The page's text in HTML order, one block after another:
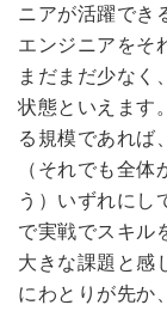
ニアが活躍でき
エンジニアをそ
まだまだ少なく
状態といえます
る規模であれば
（それでも全
う）いずれにし
で実戦でスキル
大きな課題と感
にわとりが先か